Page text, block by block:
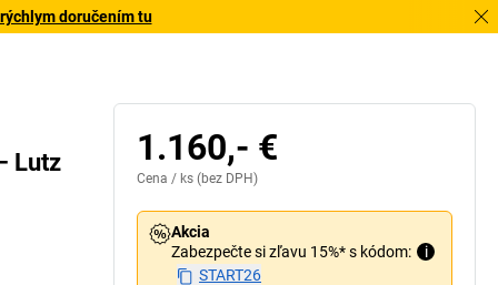
doručením tu
Lutz 1.160,- €
Cena / ks (bez DPH)
Akcia
Zabezpečte si zľavu 15%* s kódom:
i
START26